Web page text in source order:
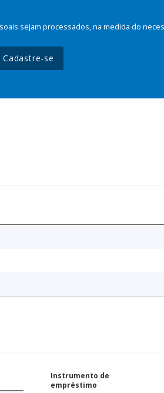
sejam processados, na medida do
Cadastre-se
Instrumento de
empréstimo